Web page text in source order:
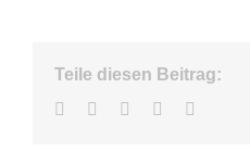
Teile diesen Beitrag:
Facebook
TwitterLinkedInWhatsApp